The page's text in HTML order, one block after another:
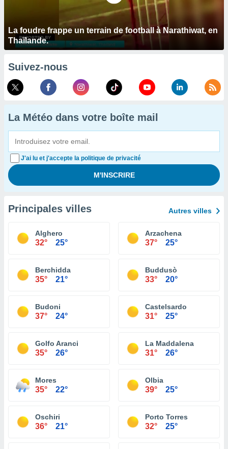
La foudre frappe un terrain de football à Narathiwat, en
Thaïlande.
Suivez-nous
La Météo dans votre boîte mail
J'ai lu et j'accepte la politique de privacité
Principales villes Autres villes
Alghero
32° 25°
Arzachena
37° 25°
Berchidda
35° 21°
Buddusò
33° 20°
Budoni
37° 24°
Castelsardo
31° 25°
Golfo Aranci
35° 26°
La Maddalena
31° 26°
Mores
35° 22°
Olbia
39° 25°
Oschiri
36° 21°
Porto Torres
32° 25°